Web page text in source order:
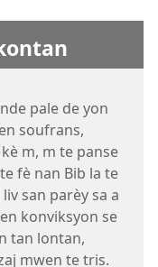
pale de yon
soufrans,
m, m te panse
fè nan Bib la te
san parèy sa a
konviksyon se
tan lontan,
mwen te tris.